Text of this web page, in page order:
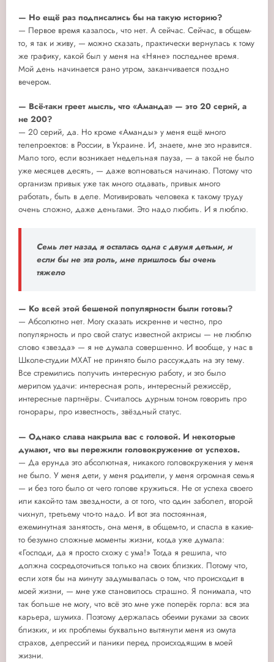
— Но ещё раз подписались бы на такую историю?
— Первое время казалось, что нет. А сейчас. Сейчас, в общем-
то, я так и живу, — можно сказать, практически вернулась к тому
же графику, какой был у меня на «Няне» последнее время.
Мой день начинается рано утром, заканчивается поздно
вечером.
— Всё-таки греет мысль, что «Аманда» — это 20 серий, а
не 200?
— 20 серий, да. Но кроме «Аманды» у меня ещё много
телепроектов: в России, в Украине. И, знаете, мне это нравится.
Мало того, если возникает недельная пауза, — а такой не было
уже месяцев десять, — даже волноваться начинаю. Потому что
организм привык уже так много отдавать, привык много
работать, быть в деле. Мотивировать человека к такому труду
очень сложно, даже деньгами. Это надо любить. И я люблю.
Семь лет назад я осталась одна с двумя детьми, и
если бы не эта роль, мне пришлось бы очень
тяжело
— Ко всей этой бешеной популярности были готовы?
— Абсолютно нет. Могу сказать искренне и честно, про
популярность и про свой статус известной актрисы — не люблю
слово «звезда» — я не думала совершенно. И вообще, у нас в
Школе-студии МХАТ не принято было рассуждать на эту тему.
Все стремились получить интересную работу, и это было
мерилом удачи: интересная роль, интересный режиссёр,
интересные партнёры. Считалось дурным тоном говорить про
гонорары, про известность, звёздный статус.
— Однако слава накрыла вас с головой. И некоторые
думают, что вы пережили головокружение от успехов.
— Да ерунда это абсолютная, никакого головокружения у меня
не было. У меня дети, у меня родители, у меня огромная семья
— и без того было от чего голове кружиться. Не от успеха своего
или какой-то там звездности, а от того, что один заболел, второй
чихнул, третьему что-то надо. И вот эта постоянная,
ежеминутная занятость, она меня, в общем-то, и спасла в какие-
то безумно сложные моменты жизни, когда уже думала:
«Господи, да я просто схожу с ума!» Тогда я решила, что
должна сосредоточиться только на своих близких. Потому что,
если хотя бы на минуту задумывалась о том, что происходит в
моей жизни, — мне уже становилось страшно. Я понимала, что
так больше не могу, что всё это мне уже поперёк горла: вся эта
карьера, шумиха. Поэтому держалась обеими руками за своих
близких, и их проблемы буквально вытянули меня из омута
страхов, депрессий и паники перед происходящим в моей
жизни.